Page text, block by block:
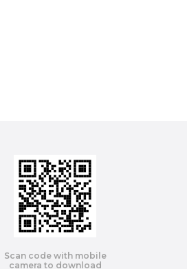
Scan code with mobile
camera to download